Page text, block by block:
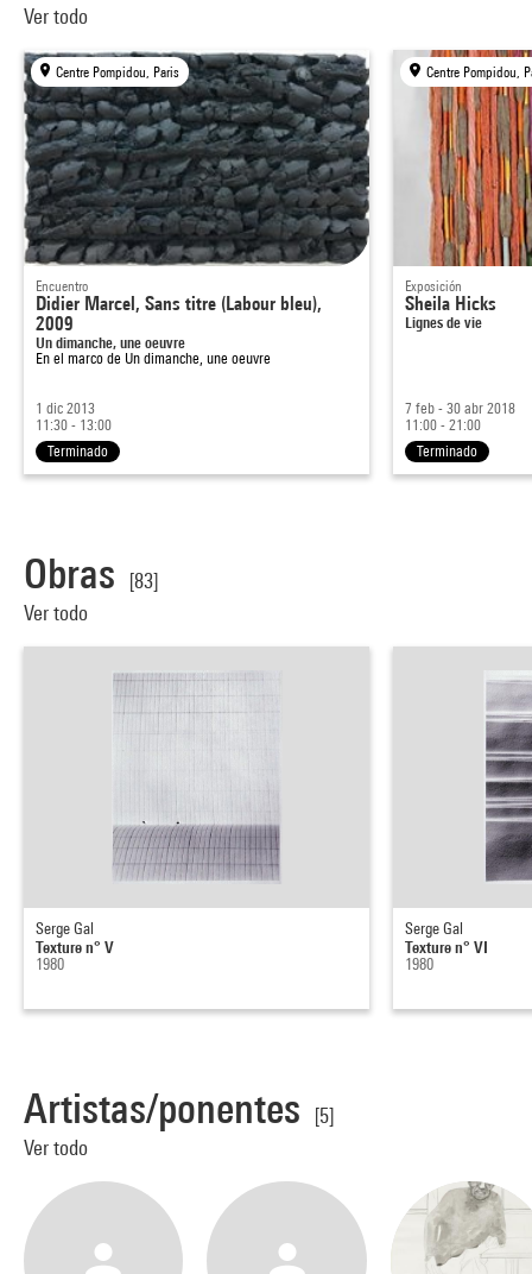
Ver todo
Centre Pompidou, Paris
Encuentro
Didier Marcel, Sans titre (Labour bleu),
2009
Un dimanche, une oeuvre
En el marco de Un dimanche, une oeuvre
1 dic 2013
11:30 - 13:00
Terminado
Centre Pompidou,
Exposición
Sheila Hicks
Lignes de vie
7 feb - 30 abr 2018
11:00 - 21:00
Terminado
Obras
[83]
Ver todo
Serge Gal
Texture n° V
1980
Serge Gal
Texture n° VI
1980
Artistas/ponentes
[5]
Ver todo